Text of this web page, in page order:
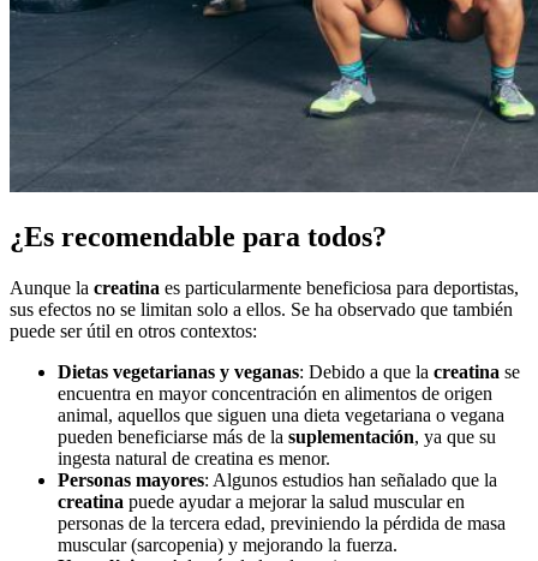
¿Es recomendable para todos?
Aunque la creatina es particularmente beneficiosa para deportistas,
sus efectos no se limitan solo a ellos. Se ha observado que también
puede ser útil en otros contextos:
Dietas vegetarianas y veganas: Debido a que la creatina se
encuentra en mayor concentración en alimentos de origen
animal, aquellos que siguen una dieta vegetariana o vegana
pueden beneficiarse más de la suplementación, ya que su
ingesta natural de creatina es menor.
Personas mayores: Algunos estudios han señalado que la
creatina puede ayudar a mejorar la salud muscular en
personas de la tercera edad, previniendo la pérdida de masa
muscular (sarcopenia) y mejorando la fuerza.